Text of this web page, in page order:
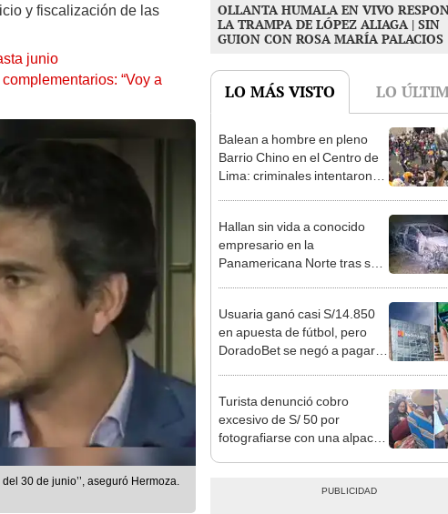
y fiscalización de las
junio
“Voy a
30 de junio’’, aseguró Hermoza.
OLLANTA HUMALA EN VIVO
LA TRAMPA DE LÓPEZ ALIAGA | SIN
GUION CON ROSA MARÍA PALACIOS
LO MÁS VISTO LO
Balean a hombre en pleno
Barrio Chino en el Centro de
Lima: criminales intentaron
Hallan sin vida a conocido
empresario en la
Panamericana Norte tras ser
Usuaria ganó casi S/14.850
en apuesta de fútbol, pero
DoradoBet se negó a pagar:
Turista denunció cobro
excesivo de S/ 50 por
fotografiarse con una alpaca